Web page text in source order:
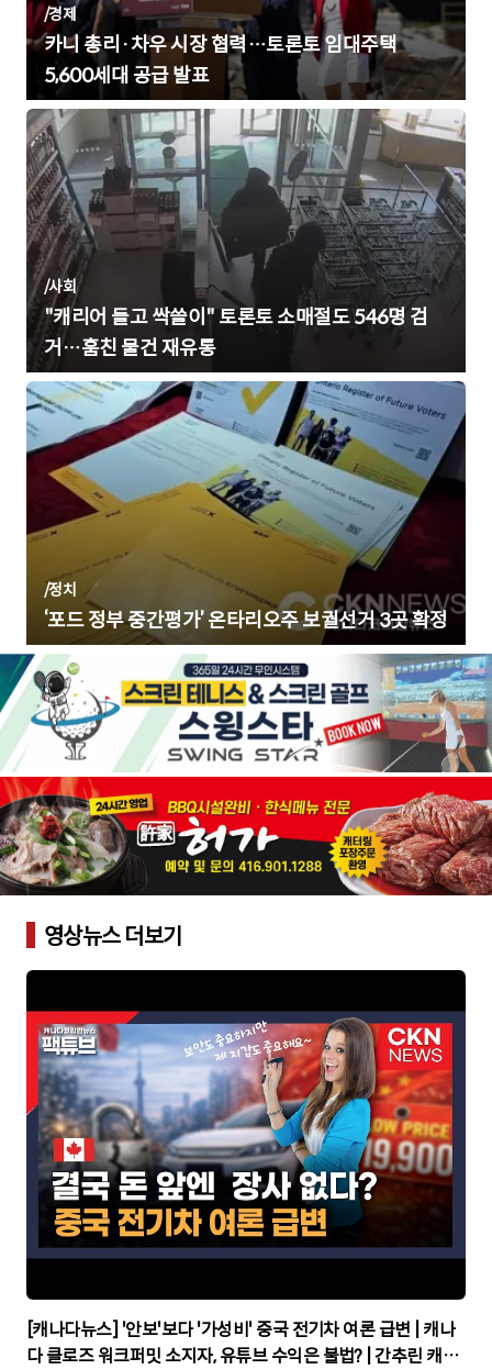
/경제
카니 총리·차우 시장 협력…토론토 임대주택
5,600세대 공급 발표
/사회
"캐리어 들고 싹쓸이" 토론토 소매절도 546명 검
거…훔친 물건 재유통
/정치
‘포드 정부 중간평가’ 온타리오주 보궐선거 3곳 확정
영상뉴스 더보기
▶
[캐나다뉴스] '안보'보다 '가성비' 중국 전기차 여론 급변 | 캐나
다 클로즈 워크퍼밋 소지자, 유튜브 수익은 불법? | 간추린 캐나